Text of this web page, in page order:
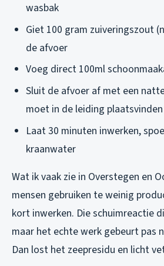
wasbak
Giet 100 gram zuiveringszout
de afvoer
Voeg direct 100ml
Sluit de afvoer af met een
moet in de leiding plaatsvinden
Laat 30 minuten inwerken,
kraanwater
Wat ik vaak zie in Overstegen en
mensen gebruiken te weinig
kort inwerken. Die schuimreactie
maar het echte werk gebeurt pas
Dan lost het zeepresidu en licht